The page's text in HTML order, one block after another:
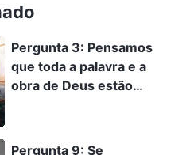
Pergunta 3: Pensamos
que toda a palavra e a
obra de Deus estão
fora as que estão na
Pergunta 9: Se